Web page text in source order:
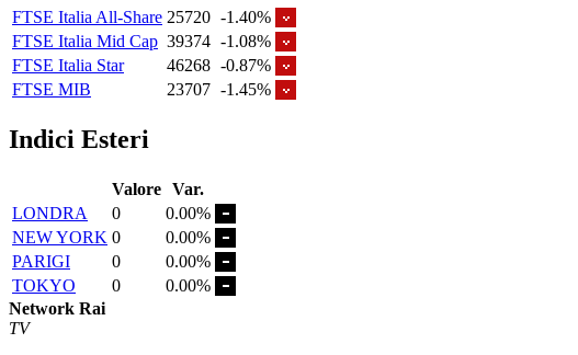
FTSE Italia All-Share 25720 -1.40%
FTSE Italia Mid Cap 39374 -1.08%
FTSE Italia Star
46268 -0.87%
FTSE MIB
23707 -1.45%
Indici Esteri
Valore Var.
LONDRA
0
0.00%
NEW YORK 0
0.00%
PARIGI
0
0.00%
TOKYO
0
0.00%
Network Rai
TV